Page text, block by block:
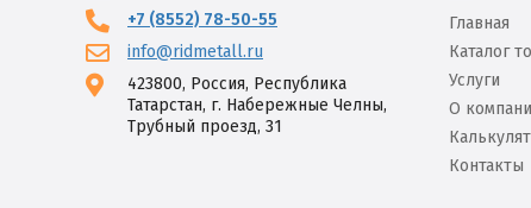
+7 (8552) 78-50-55
info@ridmetall.ru
423800, Россия, Республика
Татарстан, г. Набережные Челны,
Трубный проезд, 31
Главная
Каталог
Услуги
О
Контакты